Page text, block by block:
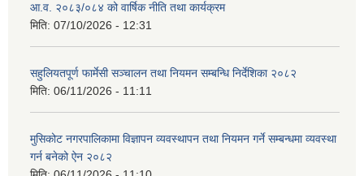
आ.व. २०८३/०८४ को वार्षिक नीति तथा कार्यक्रम
मिति: 07/10/2026 - 12:31
सहुलियतपूर्ण फार्मेसी सञ्चालन तथा नियमन सम्बन्धि निर्देशिका २०८२
मिति: 06/11/2026 - 11:11
मुसिकोट नगरपालिकामा विज्ञापन व्यवस्थापन तथा नियमन गर्ने सम्बन्धमा व्यवस्था
गर्न बनेको ऐन २०८२